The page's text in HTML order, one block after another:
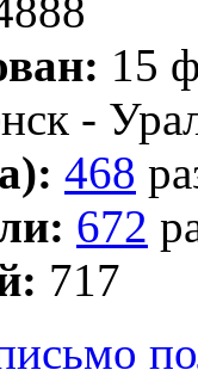
15
-
468
672
717